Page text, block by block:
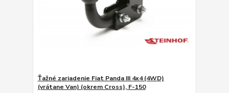
Ťažné zariadenie Fiat Panda III 4x4 (4WD)
(vrátane Van) (okrem Cross), F-150